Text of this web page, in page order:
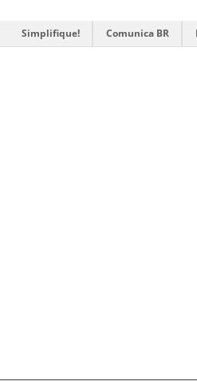
Simplifique! Comunica BR